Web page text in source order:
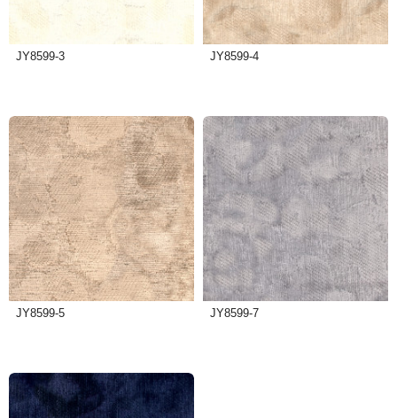
JY8599-3 JY8599-4
JY8599-5 JY8599-7